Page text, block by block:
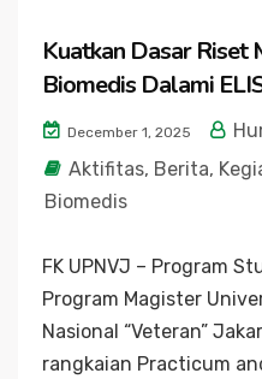
Kuatkan Dasar Riset
Biomedis Dalami
December 1, 2025
Aktifitas, Berita,
Biomedis
FK UPNVJ – Program
Program Magister
Nasional “Veteran”
rangkaian Practicum